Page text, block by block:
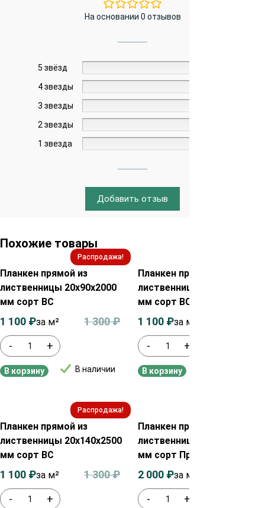
На основании 0 отзывов
5 звёзд
4 звезды
3 звезды
2 звезды
1 звезда
Добавить отзыв
Похожие товары
Распродажа!
Планкен прямой из
лиственницы 20х90х2000
мм сорт ВС
- +
В наличии
1 300₽
1 100 ₽за м²
В корзину
Планкен прямой из
лиственницы 20х120х2500
мм сорт ВС
- +
1 100 ₽за м²
В корзину
Распродажа!
Планкен прямой из
лиственницы 20х140х2500
мм сорт ВС
- +
1 300₽
1 100 ₽за м²
Планкен прямой из
лиственницы 20х90х2000
мм сорт Прима
- +
2 000 ₽за м²